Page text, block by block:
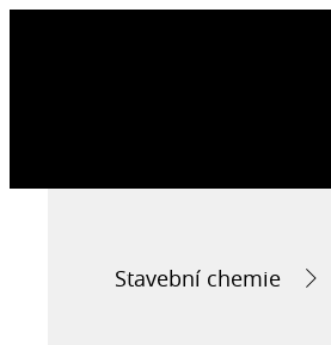
Stavební chemie